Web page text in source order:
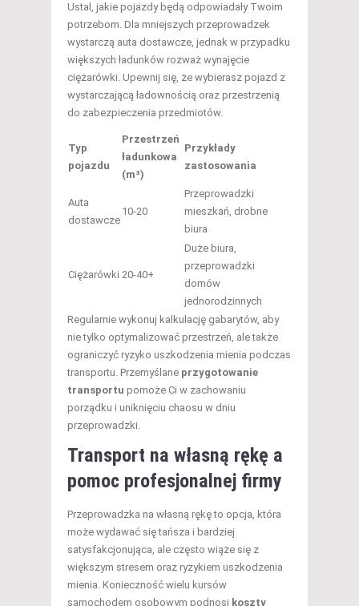
Ustal, jakie pojazdy będą odpowiadały Twoim
potrzebom. Dla mniejszych przeprowadzek
wystarczą auta dostawcze, jednak w przypadku
większych ładunków rozważ wynajęcie
ciężarówki. Upewnij się, że wybierasz pojazd z
wystarczającą ładownością oraz przestrzenią
do zabezpieczenia przedmiotów.
Typ
pojazdu
Przestrzeń
ładunkowa
(m³)
Przykłady
zastosowania
Auta
dostawcze
10-20
Przeprowadzki
mieszkań, drobne
biura
Ciężarówki 20-40+
Duże biura,
przeprowadzki
domów
jednorodzinnych
Regularnie wykonuj kalkulację gabarytów, aby
nie tylko optymalizować przestrzeń, ale także
ograniczyć ryzyko uszkodzenia mienia podczas
transportu. Przemyślane przygotowanie
transportu pomoże Ci w zachowaniu
porządku i uniknięciu chaosu w dniu
przeprowadzki.
Transport na własną rękę a
pomoc profesjonalnej firmy
Przeprowadzka na własną rękę to opcja, która
może wydawać się tańsza i bardziej
satysfakcjonująca, ale często wiąże się z
większym stresem oraz ryzykiem uszkodzenia
mienia. Konieczność wielu kursów
samochodem osobowym podnosi koszty